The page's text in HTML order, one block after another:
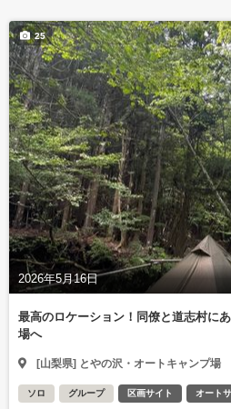
2026年5月16日
25
最高のロケーション！同僚と道志村に
場へ
[山梨県] とやの沢・オートキャンプ場
ソロ グループ 区画サイト オート